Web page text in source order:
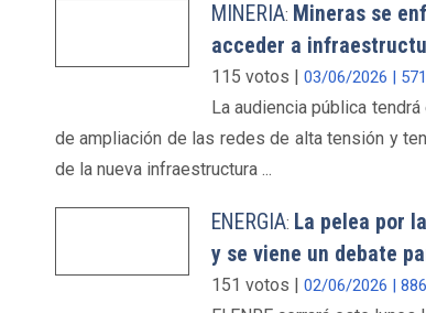
MINERIA: Mineras se
acceder a
115 votos | 03/06/2026 |
La audiencia pública
de ampliación de las redes de alta tensión y
de la nueva infraestructura ...
ENERGIA: La pelea por
y se viene un debate
151 votos | 02/06/2026 |